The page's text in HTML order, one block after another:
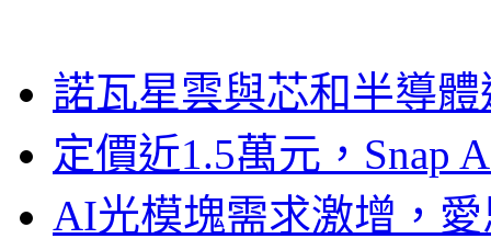
諾瓦星雲與芯和半導
定價近1.5萬元，Snap
AI光模塊需求激增，